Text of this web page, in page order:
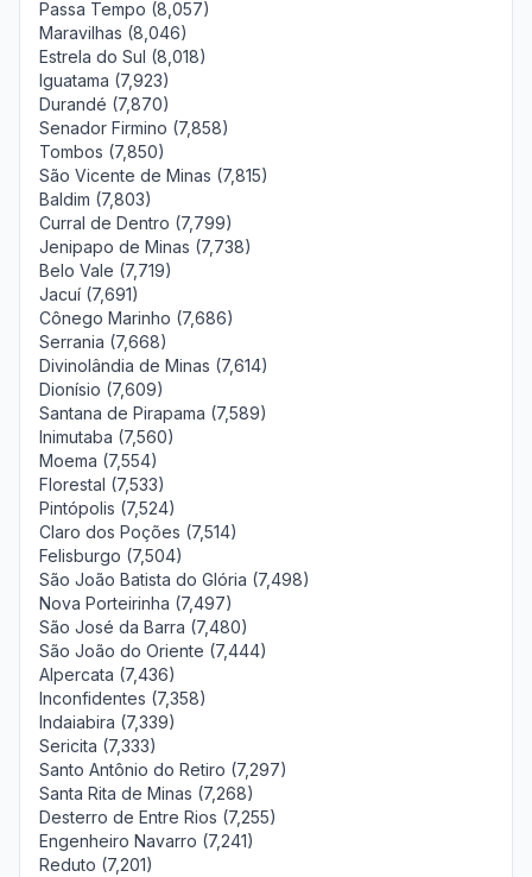
Passa Tempo (8,057)
Maravilhas (8,046)
Estrela do Sul (8,018)
Iguatama (7,923)
Durandé (7,870)
Senador Firmino (7,858)
Tombos (7,850)
São Vicente de Minas (7,815)
Baldim (7,803)
Curral de Dentro (7,799)
Jenipapo de Minas (7,738)
Belo Vale (7,719)
Jacuí (7,691)
Cônego Marinho (7,686)
Serrania (7,668)
Divinolândia de Minas (7,614)
Dionísio (7,609)
Santana de Pirapama (7,589)
Inimutaba (7,560)
Moema (7,554)
Florestal (7,533)
Pintópolis (7,524)
Claro dos Poções (7,514)
Felisburgo (7,504)
São João Batista do Glória (7,498)
Nova Porteirinha (7,497)
São José da Barra (7,480)
São João do Oriente (7,444)
Alpercata (7,436)
Inconfidentes (7,358)
Indaiabira (7,339)
Sericita (7,333)
Santo Antônio do Retiro (7,297)
Santa Rita de Minas (7,268)
Desterro de Entre Rios (7,255)
Engenheiro Navarro (7,241)
Reduto (7,201)